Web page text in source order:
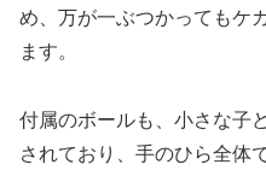
め、万が一ぶつかってもケ
ます。
付属のボールも、小さな子
されており、手のひら全体